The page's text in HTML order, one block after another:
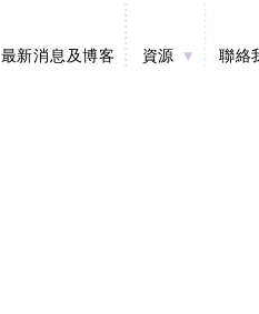
最新消息及博客 資源 聯絡